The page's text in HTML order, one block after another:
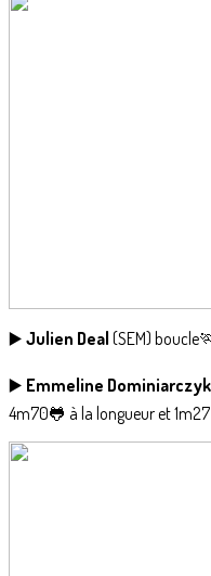
▶️ Julien Deal (SEM)
▶️ Emmeline Dominiarczyk
4m70🐸 à la longueur et